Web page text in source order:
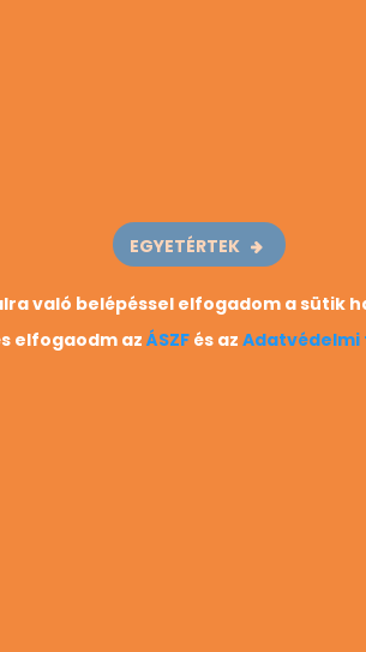
EGYETÉRTEK
való belépéssel elfogadom a sütik
elfogaodm azÁSZF és az